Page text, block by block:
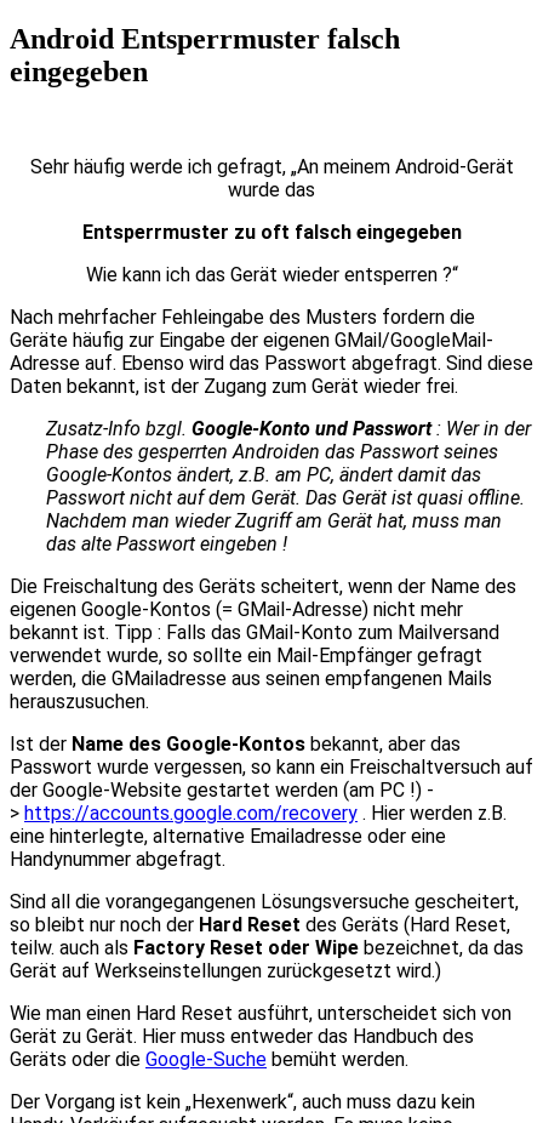
Android Entsperrmuster falsch
eingegeben
Sehr häufig werde ich gefragt, „An meinem Android-Gerät
wurde das
Entsperrmuster zu oft falsch eingegeben
Wie kann ich das Gerät wieder entsperren ?“
Nach mehrfacher Fehleingabe des Musters fordern die
Geräte häufig zur Eingabe der eigenen GMail/GoogleMail-
Adresse auf. Ebenso wird das Passwort abgefragt. Sind diese
Daten bekannt, ist der Zugang zum Gerät wieder frei.
Zusatz-Info bzgl. Google-Konto und Passwort: Wer in der
Phase des gesperrten Androiden das Passwort seines
Google-Kontos ändert, z.B. am PC, ändert damit das
Passwort nicht auf dem Gerät. Das Gerät ist quasi offline.
Nachdem man wieder Zugriff am Gerät hat, muss man
das alte Passwort eingeben !
Die Freischaltung des Geräts scheitert, wenn der Name des
eigenen Google-Kontos (= GMail-Adresse) nicht mehr
bekannt ist. Tipp : Falls das GMail-Konto zum Mailversand
verwendet wurde, so sollte ein Mail-Empfänger gefragt
werden, die GMailadresse aus seinen empfangenen Mails
herauszusuchen.
Ist der Name des Google-Kontos bekannt, aber das
Passwort wurde vergessen, so kann ein Freischaltversuch auf
der Google-Website gestartet werden (am PC !) -
> https://accounts.google.com/recovery . Hier werden z.B.
eine hinterlegte, alternative Emailadresse oder eine
Handynummer abgefragt.
Sind all die vorangegangenen Lösungsversuche gescheitert,
so bleibt nur noch der Hard Reset des Geräts (Hard Reset,
teilw. auch als Factory Reset oder Wipe bezeichnet, da das
Gerät auf Werkseinstellungen zurückgesetzt wird.)
Wie man einen Hard Reset ausführt, unterscheidet sich von
Gerät zu Gerät. Hier muss entweder das Handbuch des
Geräts oder die Google-Suche bemüht werden.
Der Vorgang ist kein „Hexenwerk“, auch muss dazu kein